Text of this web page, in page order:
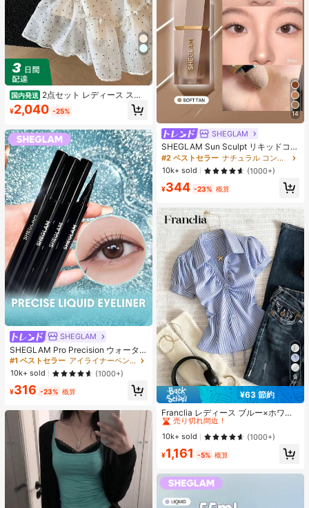
国内発送 2点セット レディース スイ
ートスタイル 水玉模様 メッシュ フ
リル パフスリーブ クロップトップ
ップス 半袖 ドット柄 ショート丈 透
け感 シースルー ガーリー 大人可愛
い フェミニン 春夏
¥2,040 -25%
SHEGLAM
SHEGLAM Pro Precision ウォータ
ープルーフリキッドアイライナー-Bl
ack 女性と女の子のためのブランド
ビューティーコスメメイクアップ
#1 ベストセラー
アイライナーペンシル アイライナー
10k+ sold
(1000+)
¥316 -23% 概算
14
SHEGLAM
SHEGLAM Sun Sculpt リキッドコン
ター-Soft Tan ノーズシャドウ シェ
ーディング 女性と女の子のためのブ
ランドビューティーコスメメイクア
ップ
#2 ベストセラー
ナチュラル コントゥア＆ブロンザー
10k+ sold
(1000+)
¥344 -23% 概算
9
¥63 節約
Franclia レディース ブルー×ホワイ
ト ストライプ ボタン付きシャーリン
グ Vネックシャツ 夏向け エフォート
レスシック ブラウス 通学・新学期向
け 春カジュアル
#1 ベストセラー
に ファブリック 柔らかなオフィスブラウス
売り切れ間近！
#1 ベストセラー
売り切れ間近！
#1 ベストセラー
売り切れ間近！
#1 ベストセラー
に ファブリック 柔らかなオフィスブラウス
売り切れ間近！
10k+ sold (1000+)
¥1,161 -5% 概算